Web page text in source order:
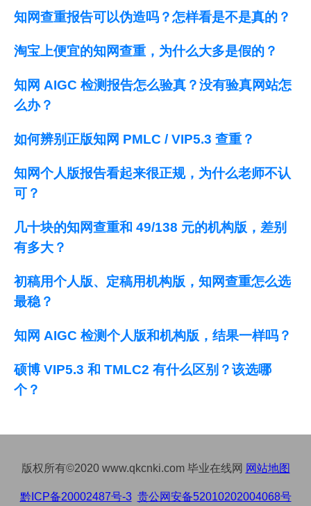
知网查重报告可以伪造吗？怎样看是不是真的？
淘宝上便宜的知网查重，为什么大多是假的？
知网 AIGC 检测报告怎么验真？没有验真网站怎
么办？
如何辨别正版知网 PMLC / VIP5.3 查重？
知网个人版报告看起来很正规，为什么老师不认
可？
几十块的知网查重和 49/138 元的机构版，差别
有多大？
初稿用个人版、定稿用机构版，知网查重怎么选
最稳？
知网 AIGC 检测个人版和机构版，结果一样吗？
硕博 VIP5.3 和 TMLC2 有什么区别？该选哪
个？
版权所有©2020 www.qkcnki.com 毕业在线网 网站地图
黔ICP备20002487号-3 贵公网安备52010202004068号